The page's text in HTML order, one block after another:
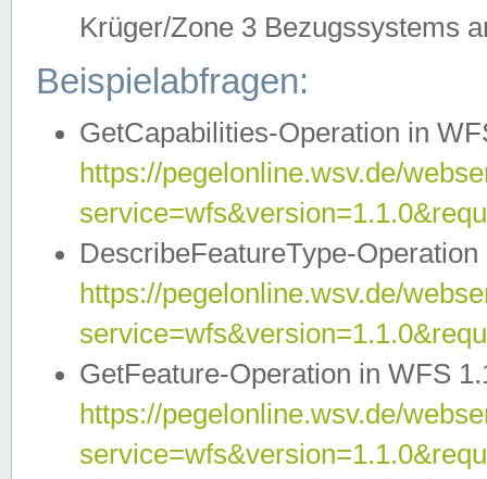
Krüger/Zone 3 Bezugssystems
Beispielabfragen:
GetCapabilities-Operation in
https://pegelonline.wsv.de/
DescribeFeatureType-
https://pegelonline.wsv.de/
GetFeature-Operation in WFS
https://pegelonline.wsv.de/